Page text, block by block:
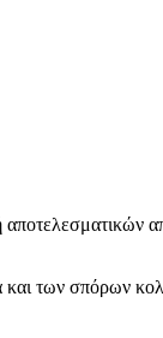
αποτελεσματικών
και των σπόρων